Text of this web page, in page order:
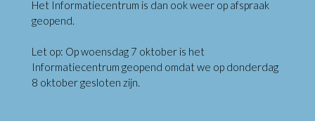
Het Informatiecentrum is dan ook weer op afspraak
geopend.
Let op: Op woensdag 7 oktober is het
Informatiecentrum geopend omdat we op donderdag
8 oktober gesloten zijn.